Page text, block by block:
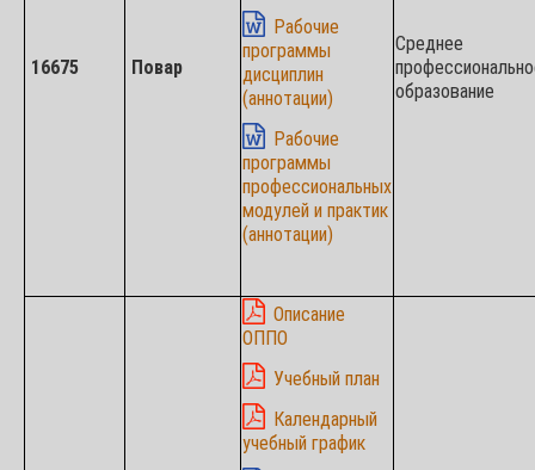
16675 Повар
Рабочие
программы
дисциплин
(аннотации)
Рабочие
программы
профессиональных
модулей и практик
(аннотации)
Среднее
образование
Описание
ОППО
Учебный план
Календарный
учебный график